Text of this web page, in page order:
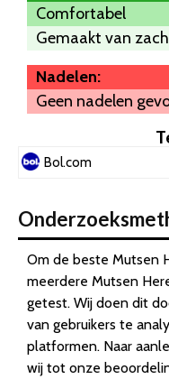
Comfortabel
Gemaakt van
Nadelen:
Geen nadelen
Bol.com
Om de beste Mutsen
meerdere Mutsen
getest. Wij doen dit
van gebruikers te
platformen. Naar
wij tot onze